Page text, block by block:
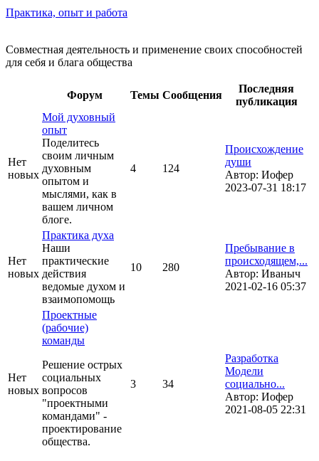
Практика, опыт и работа
Совместная деятельность и применение своих способностей
для себя и блага общества
Форум Темы Сообщения
Последняя
публикация
Нет
новых
Мой духовный
опыт
Поделитесь
своим личным
духовным
опытом и
мыслями, как в
вашем личном
блоге.
4 124
Происхождение
души
Автор: Иофер
2023-07-31 18:17
Нет
новых
Практика духа
Наши
практические
действия
ведомые духом и
взаимопомощь
10 280
Пребывание в
происходящем,...
Автор: Иваныч
2021-02-16 05:37
Нет
новых
Проектные
(рабочие)
команды
Решение острых
социальных
вопросов
"проектными
командами" -
проектирование
общества.
3 34
Разработка
Модели
социально...
Автор: Иофер
2021-08-05 22:31